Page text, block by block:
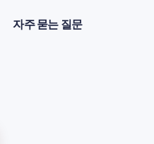
자주 묻는 질문